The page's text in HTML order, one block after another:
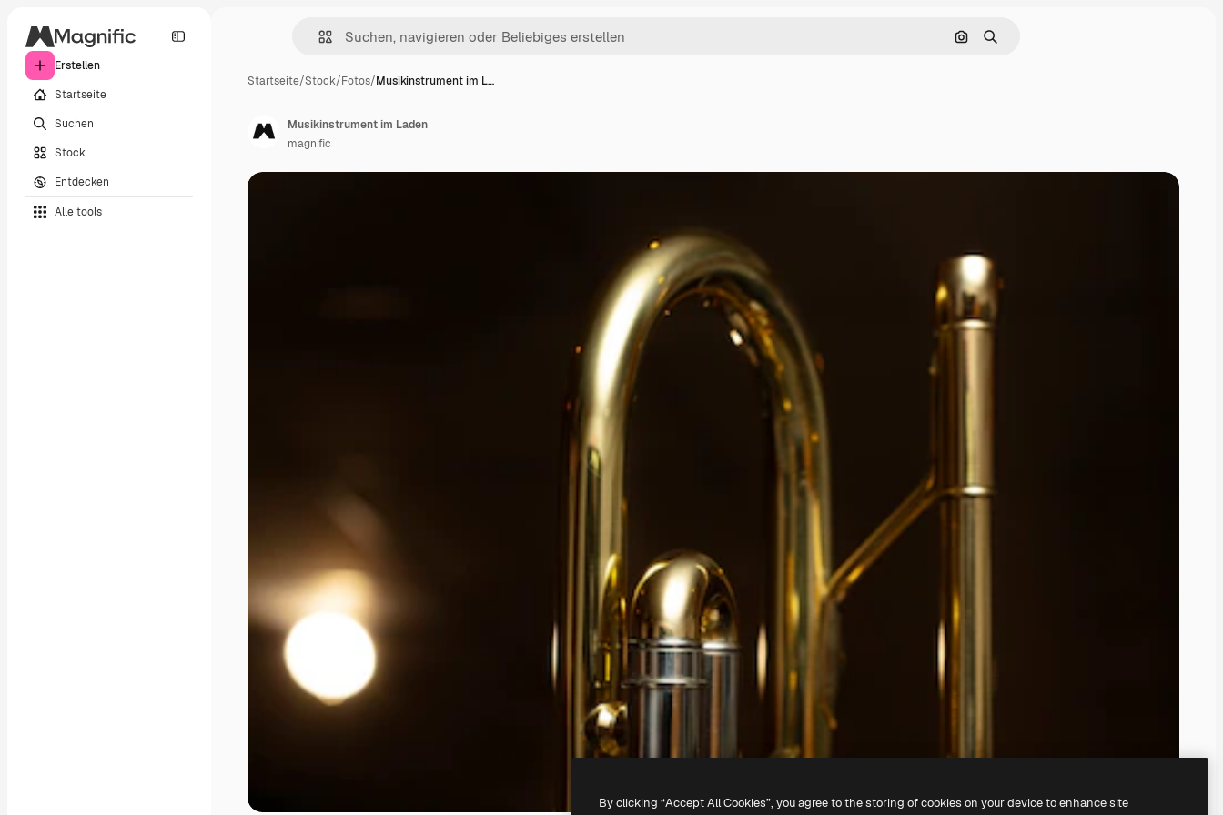
Erstellen
Startseite
Suchen
Stock
Entdecken
Alle tools
Nach Bild suchen
Suchen
Startseite/Stock/Fotos/Musikinstrument im L…
Musikinstrument im Laden
magnific
By clicking “Accept All Cookies”, you agree to the storing of cookies on your device to enhance site